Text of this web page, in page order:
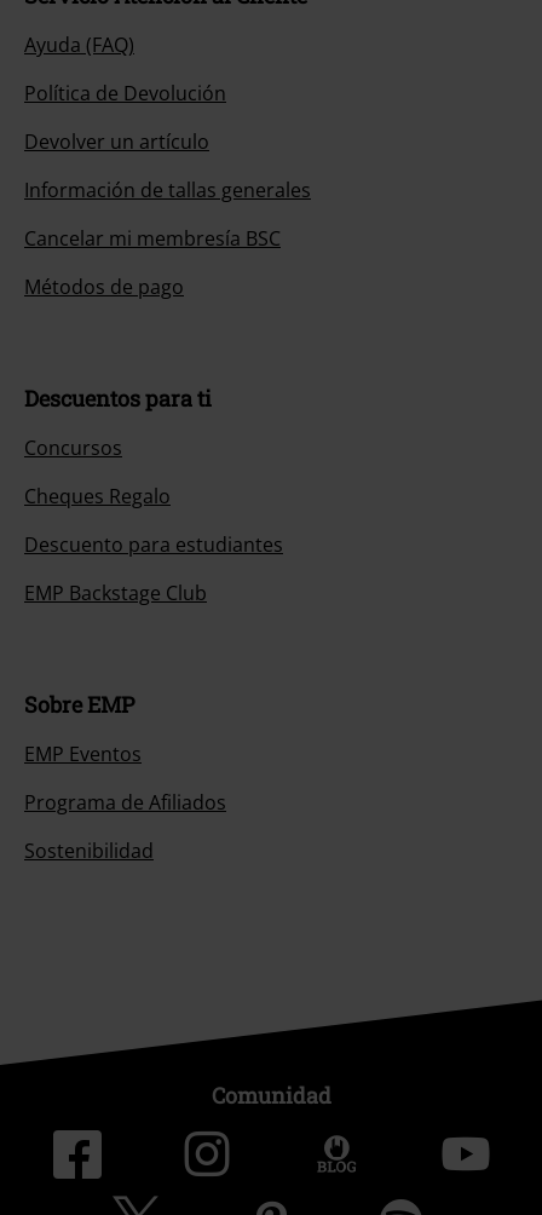
Ayuda (FAQ)
Política de Devolución
Devolver un artículo
Información de tallas generales
Cancelar mi membresía BSC
Métodos de pago
Descuentos para ti
Concursos
Cheques Regalo
Descuento para estudiantes
EMP Backstage Club
Sobre EMP
EMP Eventos
Programa de Afiliados
Sostenibilidad
Comunidad